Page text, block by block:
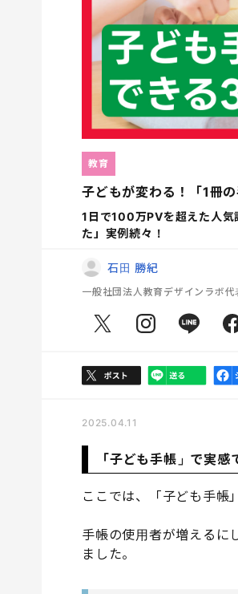
子どもが変わる！「1冊
1日で100万PVを超えた人気
た」実例続々！
教育
石田 勝紀
一般社団法人教育デザインラボ
2025.04.11
「子ども手帳」で実
ここでは、「子ども手帳
手帳の使用者が増えるに
ました。